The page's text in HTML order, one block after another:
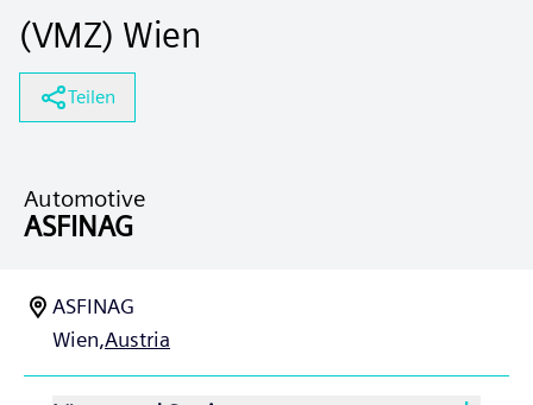
(VMZ) Wien
Teilen
Automotive
ASFINAG
ASFINAG
Wien,Austria